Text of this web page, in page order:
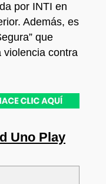
por INTI en
Además, es
que
violencia contra
Uno Play